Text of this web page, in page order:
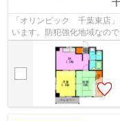
「オリンピック 千葉東店
います。防犯強化地域なの
ードでお支払いいただける